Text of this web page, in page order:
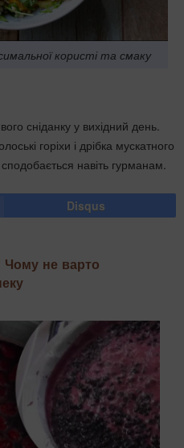
користі та смаку
сніданку у вихідний день.
горіхи і дрібка мускатного
навіть гурманам.
Disqus
Чому не варто